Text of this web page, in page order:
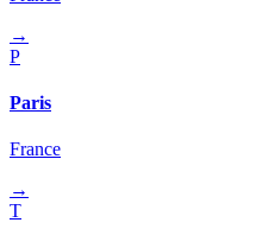
→
P
Paris
France
→
T